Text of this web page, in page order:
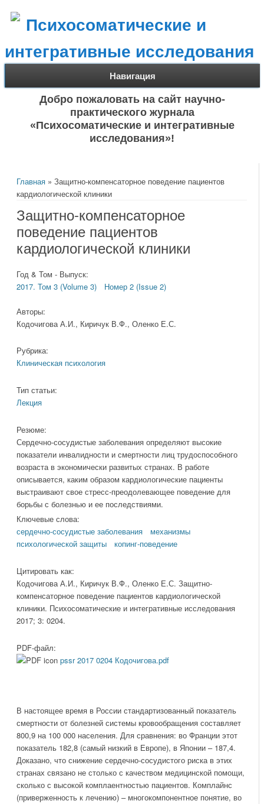
Психосоматические и
интегративные исследования
Навигация
Добро пожаловать на сайт научно-
практического журнала
«Психосоматические и интегративные
исследования»!
Главная» Защитно-компенсаторное поведение пациентов
кардиологической клиники
Защитно-компенсаторное
поведение пациентов
кардиологической клиники
Год & Том - Выпуск:
2017. Том 3 (Volume 3)
Номер 2 (Issue 2)
Авторы:
Кодочигова А.И., Киричук В.Ф., Оленко Е.С.
Рубрика:
Клиническая психология
Тип статьи:
Лекция
Резюме:
Сердечно-сосудистые заболевания определяют высокие
показатели инвалидности и смертности лиц трудоспособного
возраста в экономически развитых странах. В работе
описывается, каким образом кардиологические пациенты
выстраивают свое стресс-преодолевающее поведение для
борьбы с болезнью и ее последствиями.
Ключевые слова:
сердечно-сосудистые заболевания
механизмы
психологической защиты
копинг-поведение
Цитировать как:
Кодочигова А.И., Киричук В.Ф., Оленко Е.С. Защитно-
компенсаторное поведение пациентов кардиологической
клиники. Психосоматические и интегративные исследования
2017; 3: 0204.
PDF-файл:
pssr 2017 0204 Кодочигова.pdf
В настоящее время в России стандартизованный показатель
смертности от болезней системы кровообращения составляет
800,9 на 100 000 населения. Для сравнения: во Франции этот
показатель 182,8 (самый низкий в Европе), в Японии – 187,4.
Доказано, что снижение сердечно-сосудистого риска в этих
странах связано не столько с качеством медицинской помощи,
сколько с высокой комплаентностью пациентов. Комплайнс
(приверженность к лечению) – многокомпонентное понятие, во